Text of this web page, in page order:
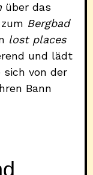
über das
Bergbad
lost places
und lädt
sich von der
Bann